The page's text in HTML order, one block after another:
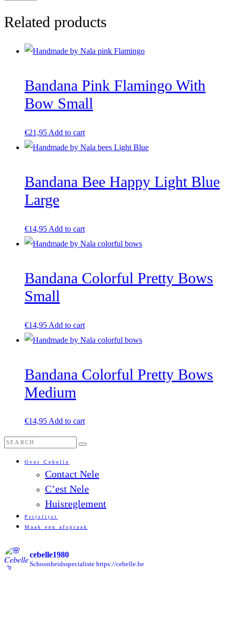
Related products
Bandana Pink Flamingo With
Bow Small
€21,95 Add to cart
Bandana Bee Happy Light Blue
Large
€14,95 Add to cart
Bandana Colorful Pretty Bows
Small
€14,95 Add to cart
Bandana Colorful Pretty Bows
Medium
€14,95Add to cart
Over Cebelle
Contact Nele
C’est Nele
Huisreglement
Prijslijst
Maak een afspraak
cebelle1980
Schoonheidsspecialiste https://cebelle.be